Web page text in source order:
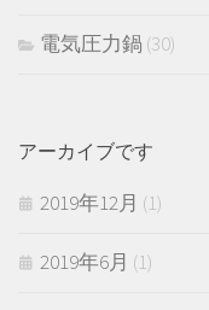
電気圧力鍋 (30)
アーカイブです
2019年12月 (1)
2019年6月 (1)